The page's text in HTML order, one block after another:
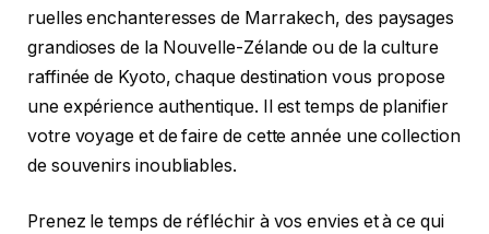
ruelles enchanteresses de Marrakech, des paysages
grandioses de la Nouvelle-Zélande ou de la culture
raffinée de Kyoto, chaque destination vous propose
une expérience authentique. Il est temps de planifier
votre voyage et de faire de cette année une collection
de souvenirs inoubliables.
Prenez le temps de réfléchir à vos envies et à ce qui